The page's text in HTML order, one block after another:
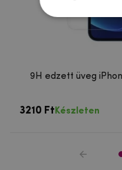
9H edzett üveg
3210 Ft Készleten